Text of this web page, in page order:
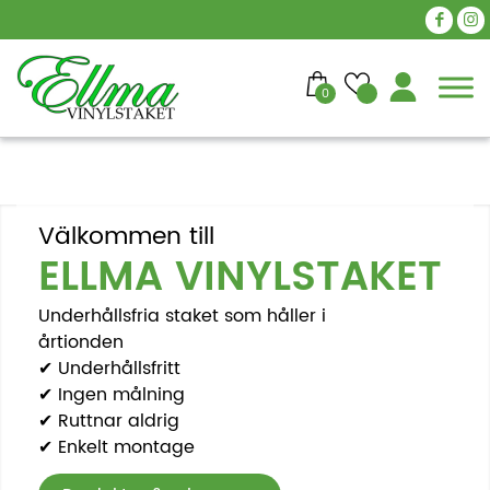
0
Välkommen till
ELLMA VINYLSTAKET
Underhållsfria staket som håller i
årtionden
✔ Underhållsfritt
✔ Ingen målning
✔ Ruttnar aldrig
✔ Enkelt montage